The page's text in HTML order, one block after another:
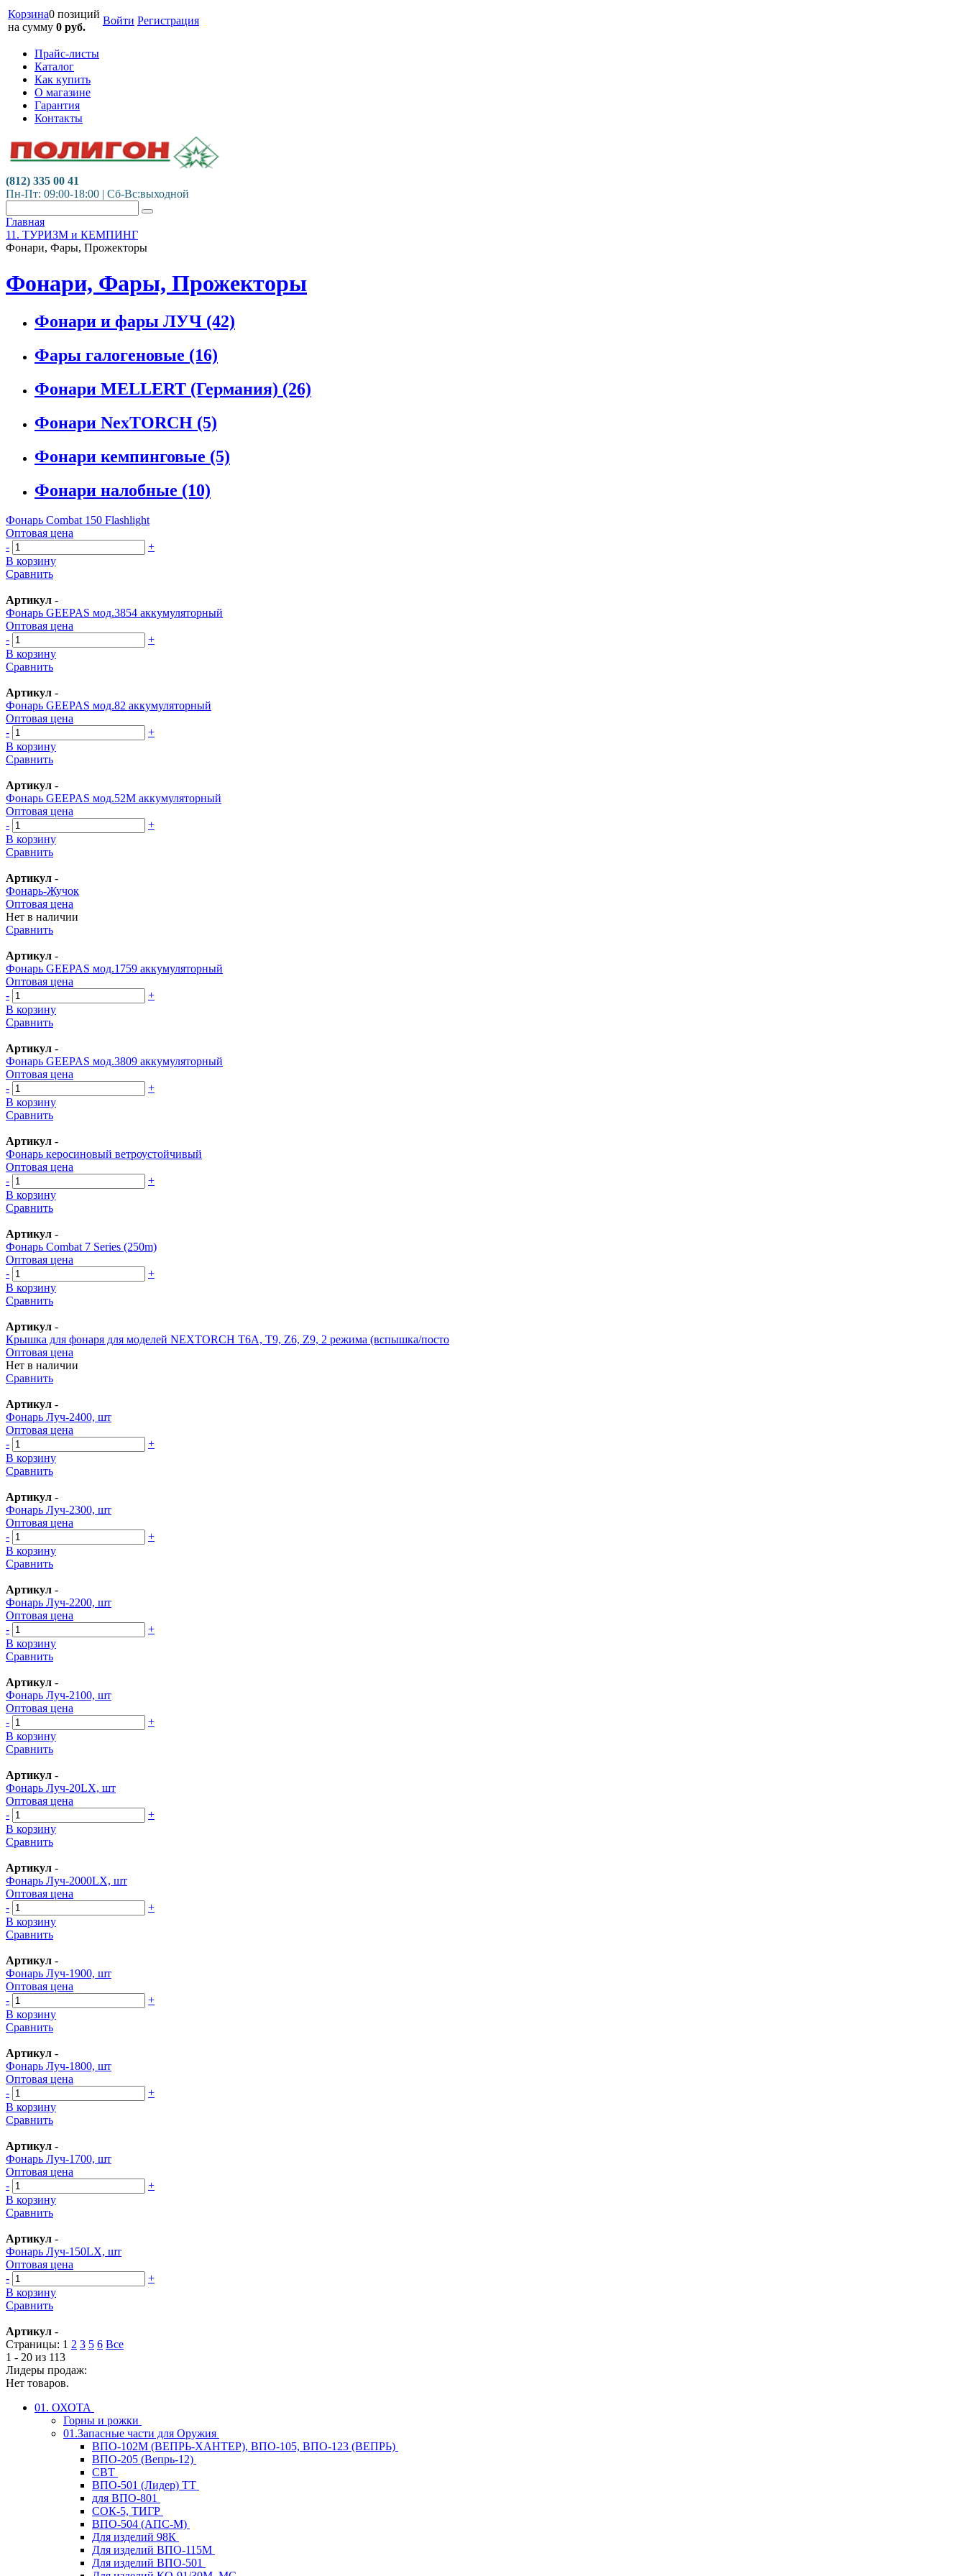
Корзина0 позиций
на сумму 0 руб.
Войти Регистрация
Прайс-листы
Каталог
Как купить
О магазине
Гарантия
Контакты
(812) 335 00 41
Пн-Пт: 09:00-18:00 | Сб-Вс:выходной
Главная
11. ТУРИЗМ и КЕМПИНГ
Фонари, Фары, Прожекторы
Фонари, Фары, Прожекторы
Фонари и фары ЛУЧ (42)
Фары галогеновые (16)
Фонари MELLERT (Германия) (26)
Фонари NexTORCH (5)
Фонари кемпинговые (5)
Фонари налобные (10)
Фонарь Combat 150 Flashlight
Оптовая цена
-
+
В корзину
Сравнить
Артикул -
Фонарь GEEPAS мод.3854 аккумуляторный
Оптовая цена
-
+
В корзину
Сравнить
Артикул -
Фонарь GEEPAS мод.82 аккумуляторный
Оптовая цена
-
+
В корзину
Сравнить
Артикул -
Фонарь GEEPAS мод.52М аккумуляторный
Оптовая цена
-
+
В корзину
Сравнить
Артикул -
Фонарь-Жучок
Оптовая цена
Нет в наличии
Сравнить
Артикул -
Фонарь GEEPAS мод.1759 аккумуляторный
Оптовая цена
-
+
В корзину
Сравнить
Артикул -
Фонарь GEEPAS мод.3809 аккумуляторный
Оптовая цена
-
+
В корзину
Сравнить
Артикул -
Фонарь керосиновый ветроустойчивый
Оптовая цена
-
+
В корзину
Сравнить
Артикул -
Фонарь Combat 7 Series (250m)
Оптовая цена
-
+
В корзину
Сравнить
Артикул -
Крышка для фонаря для моделей NEXTORCH T6A, T9, Z6, Z9, 2 режима (вспышка/посто
Оптовая цена
Нет в наличии
Сравнить
Артикул -
Фонарь Луч-2400, шт
Оптовая цена
-
+
В корзину
Сравнить
Артикул -
Фонарь Луч-2300, шт
Оптовая цена
-
+
В корзину
Сравнить
Артикул -
Фонарь Луч-2200, шт
Оптовая цена
-
+
В корзину
Сравнить
Артикул -
Фонарь Луч-2100, шт
Оптовая цена
-
+
В корзину
Сравнить
Артикул -
Фонарь Луч-20LX, шт
Оптовая цена
-
+
В корзину
Сравнить
Артикул -
Фонарь Луч-2000LX, шт
Оптовая цена
-
+
В корзину
Сравнить
Артикул -
Фонарь Луч-1900, шт
Оптовая цена
-
+
В корзину
Сравнить
Артикул -
Фонарь Луч-1800, шт
Оптовая цена
-
+
В корзину
Сравнить
Артикул -
Фонарь Луч-1700, шт
Оптовая цена
-
+
В корзину
Сравнить
Артикул -
Фонарь Луч-150LX, шт
Оптовая цена
-
+
В корзину
Сравнить
Артикул -
Страницы: 1 2 3 5 6 Все
1 - 20 из 113
Лидеры продаж:
Нет товаров.
01. ОХОТА
Горны и рожки
01.Запасные части для Оружия
ВПО-102М (ВЕПРЬ-ХАНТЕР), ВПО-105, ВПО-123 (ВЕПРЬ)
ВПО-205 (Вепрь-12)
СВТ
ВПО-501 (Лидер) ТТ
для ВПО-801
СОК-5, ТИГР
ВПО-504 (АПС-М)
Для изделий 98К
Для изделий ВПО-115М
Для изделий ВПО-501